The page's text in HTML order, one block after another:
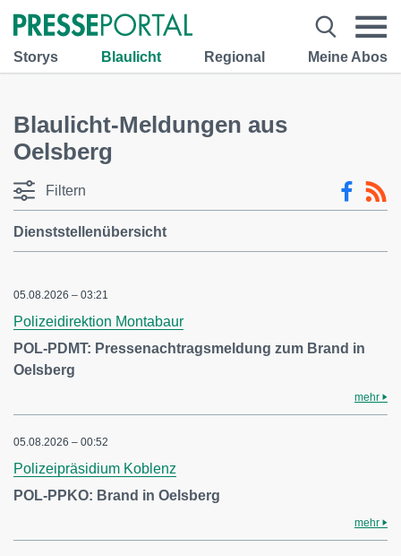
Storys Blaulicht Regional Meine Abos
Blaulicht-Meldungen aus
Oelsberg
Filtern
Dienststellenübersicht
05.08.2026 – 03:21
Polizeidirektion Montabaur
POL-PDMT: Pressenachtragsmeldung zum Brand in
Oelsberg
mehr
05.08.2026 – 00:52
Polizeipräsidium Koblenz
POL-PPKO: Brand in Oelsberg
mehr